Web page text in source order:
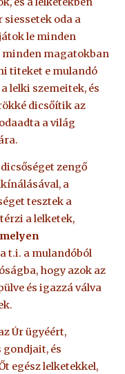
oda a
le minden
magatokban
titeket e mulandó
lelki szemeitek, és
dicsőítik az
a világ
zengő
a
tesztek a
a lelketek,
t.i. a mulandóból
hogy azok az
és igazzá válva
Úr ügyéért,
gondjait, és
egész lelketekkel,